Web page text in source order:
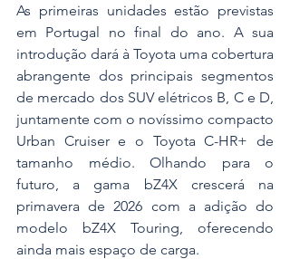
As primeiras unidades estão previstas
em Portugal no final do ano. A sua
introdução dará à Toyota uma cobertura
abrangente dos principais segmentos
de mercado dos SUV elétricos B, C e D,
juntamente com o novíssimo compacto
Urban Cruiser e o Toyota C-HR+ de
tamanho médio. Olhando para o
futuro, a gama bZ4X crescerá na
primavera de 2026 com a adição do
modelo bZ4X Touring, oferecendo
ainda mais espaço de carga.